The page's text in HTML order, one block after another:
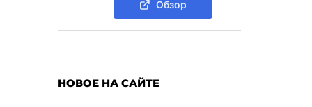
Обзор
НОВОЕ НА САЙТЕ